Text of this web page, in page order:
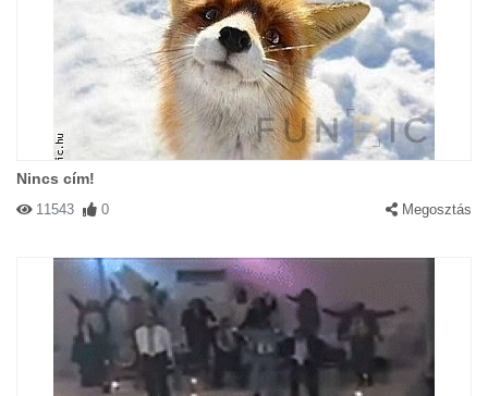
Nincs cím!
11543 0 Megosztás